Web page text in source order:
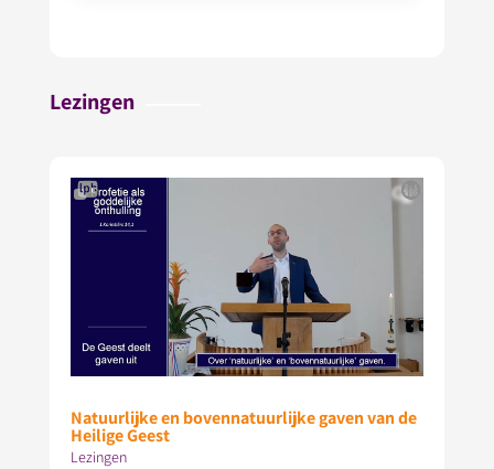
Lezingen
Natuurlijke en bovennatuurlijke gaven van de
Heilige Geest
Lezingen